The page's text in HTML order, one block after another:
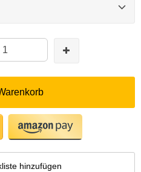
hinzufügen